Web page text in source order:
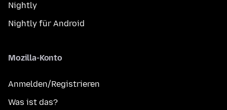
Nightly
Nightly für Android
Mozilla-Konto
Anmelden/Registrieren
Was ist das?